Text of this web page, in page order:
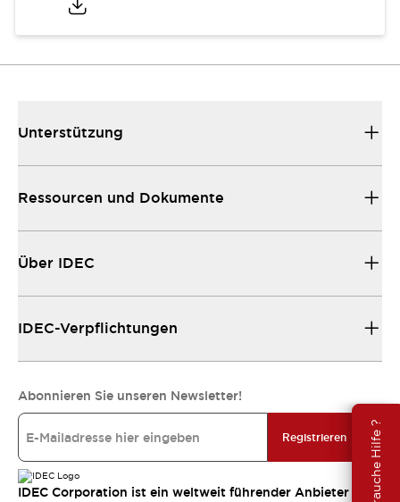
Brauche Hilfe ?
Unterstützung
Ressourcen und Dokumente
Über IDEC
IDEC-Verpflichtungen
Abonnieren Sie unseren Newsletter!
Registrieren
IDEC Corporation ist ein weltweit führender Anbieter